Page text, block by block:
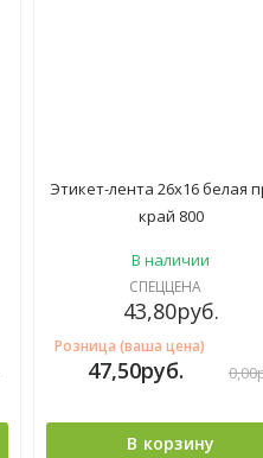
Этикет-лента 26х16 белая
край 800
В наличии
СПЕЦЦЕНА
43,80руб.
Розница (ваша цена)
47,50руб. 0,00
В корзину